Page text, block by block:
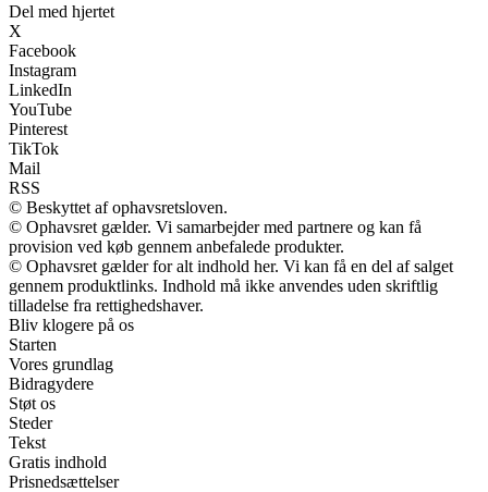
Del med hjertet
X
Facebook
Instagram
LinkedIn
YouTube
Pinterest
TikTok
Mail
RSS
© Beskyttet af ophavsretsloven.
© Ophavsret gælder. Vi samarbejder med partnere og kan få
provision ved køb gennem anbefalede produkter.
© Ophavsret gælder for alt indhold her. Vi kan få en del af salget
gennem produktlinks. Indhold må ikke anvendes uden skriftlig
tilladelse fra rettighedshaver.
Bliv klogere på os
Starten
Vores grundlag
Bidragydere
Støt os
Steder
Tekst
Gratis indhold
Prisnedsættelser